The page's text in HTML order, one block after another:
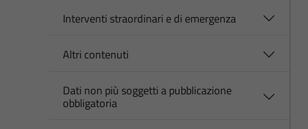
Interventi straordinari e di emergenza
Altri contenuti
Dati non più soggetti a pubblicazione
obbligatoria